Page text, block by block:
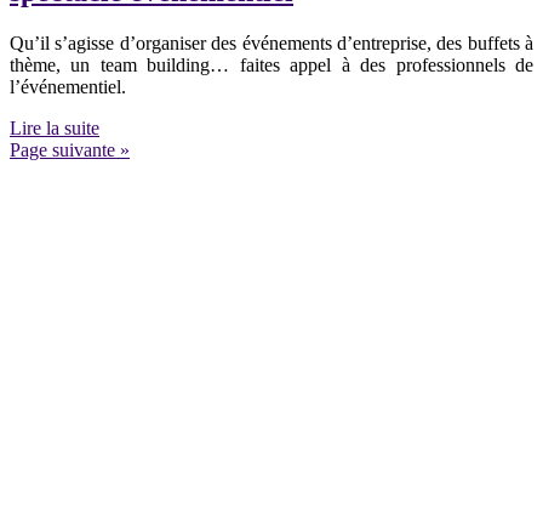
Qu’il s’agisse d’organiser des événements d’entreprise, des buffets à
thème, un team building… faites appel à des professionnels de
l’événementiel.
Lire la suite
Page suivante »